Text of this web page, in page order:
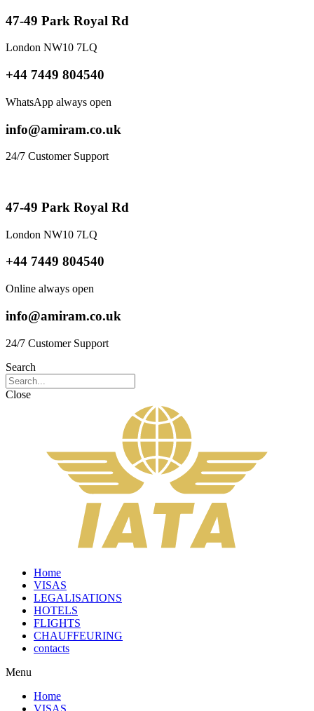
47-49 Park Royal Rd
London NW10 7LQ
+44 7449 804540
WhatsApp always open
info@amiram.co.uk
24/7 Customer Support
47-49 Park Royal Rd
London NW10 7LQ
+44 7449 804540
Online always open
info@amiram.co.uk
24/7 Customer Support
Search
Close
Home
VISAS
LEGALISATIONS
HOTELS
FLIGHTS
CHAUFFEURING
contacts
Menu
Home
VISAS